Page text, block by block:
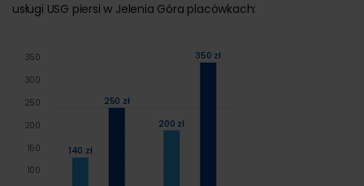
usługi USG piersi w Jelenia Góra placówkach:
140 zł
200 zł
250 zł
350 zł
100
150
200
250
300
350